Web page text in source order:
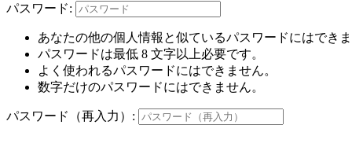
パスワード:
あなたの他の個人情報と似ているパスワードにはできま
パスワードは最低 8 文字以上必要です。
よく使われるパスワードにはできません。
数字だけのパスワードにはできません。
パスワード（再入力）: